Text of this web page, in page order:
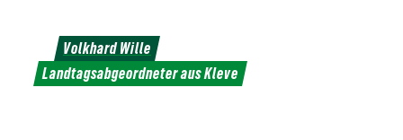
Inhalt
Volkhard Wille
Landtagsabgeordneter aus Kleve